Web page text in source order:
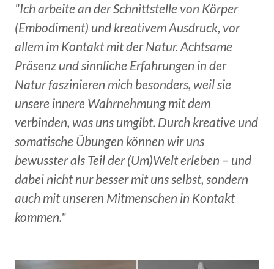
"Ich arbeite an der Schnittstelle von Körper
(Embodiment) und kreativem Ausdruck, vor
allem im Kontakt mit der Natur. Achtsame
Präsenz und sinnliche Erfahrungen in der
Natur faszinieren mich besonders, weil sie
unsere innere Wahrnehmung mit dem
verbinden, was uns umgibt. Durch kreative und
somatische Übungen können wir uns
bewusster als Teil der (Um)Welt erleben – und
dabei nicht nur besser mit uns selbst, sondern
auch mit unseren Mitmenschen in Kontakt
kommen."